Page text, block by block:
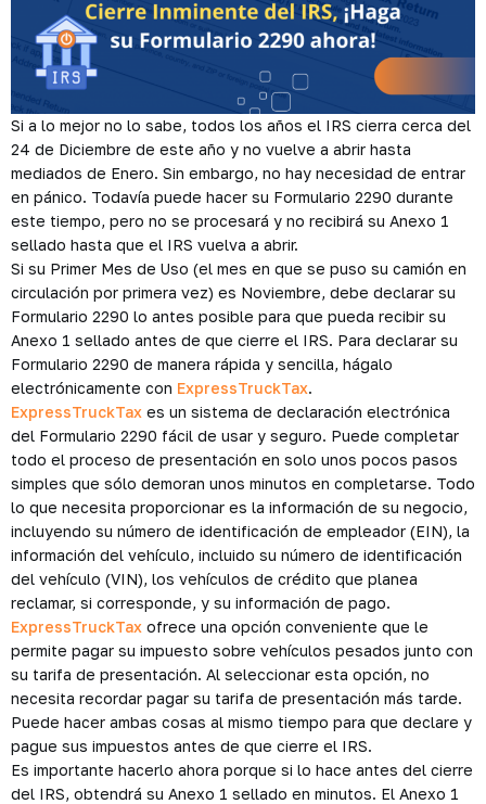
Si a lo mejor no lo sabe, todos los años el IRS cierra cerca del
24 de Diciembre de este año y no vuelve a abrir hasta
mediados de Enero. Sin embargo, no hay necesidad de entrar
en pánico. Todavía puede hacer su Formulario 2290 durante
este tiempo, pero no se procesará y no recibirá su Anexo 1
sellado hasta que el IRS vuelva a abrir.
Si su Primer Mes de Uso (el mes en que se puso su camión en
circulación por primera vez) es Noviembre, debe declarar su
Formulario 2290 lo antes posible para que pueda recibir su
Anexo 1 sellado antes de que cierre el IRS. Para declarar su
Formulario 2290 de manera rápida y sencilla, hágalo
electrónicamente con ExpressTruckTax.
ExpressTruckTax es un sistema de declaración electrónica
del Formulario 2290 fácil de usar y seguro. Puede completar
todo el proceso de presentación en solo unos pocos pasos
simples que sólo demoran unos minutos en completarse. Todo
lo que necesita proporcionar es la información de su negocio,
incluyendo su número de identificación de empleador (EIN), la
información del vehículo, incluido su número de identificación
del vehículo (VIN), los vehículos de crédito que planea
reclamar, si corresponde, y su información de pago.
ExpressTruckTax ofrece una opción conveniente que le
permite pagar su impuesto sobre vehículos pesados junto con
su tarifa de presentación. Al seleccionar esta opción, no
necesita recordar pagar su tarifa de presentación más tarde.
Puede hacer ambas cosas al mismo tiempo para que declare y
pague sus impuestos antes de que cierre el IRS.
Es importante hacerlo ahora porque si lo hace antes del cierre
del IRS, obtendrá su Anexo 1 sellado en minutos. El Anexo 1